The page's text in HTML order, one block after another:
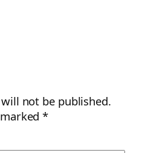
not be published.
*